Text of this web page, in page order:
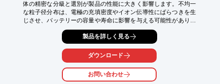
体の精密な分級と選別が製品の性能に大きく影響します。不均一
な粒子径分布は、電極の充填密度やイオン伝導性にばらつきを生
じさせ、バッテリーの容量や寿命に影響を与える可能性がありま
す。これらの課題に対し、当社の『ウルトラソニック』は、微粉
体の篩過能力を向上させ、ミクロン単位の選別を実現すること
で、電極材の均質化をサポートします。
【活用シーン】
・電極材の微粉体分級
・ミクロン単位での粒子径選別
製品を詳しく見る
ダウンロード
お問い合わせ